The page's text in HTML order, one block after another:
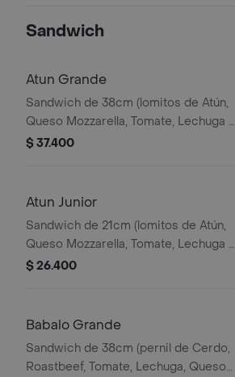
Sandwich
Atun Grande
Sandwich de 38cm (lomitos de Atún,
Queso Mozzarella, Tomate, Lechuga y
Mayonesa Real)
$ 37.400
Atun Junior
Sandwich de 21cm (lomitos de Atún,
Queso Mozzarella, Tomate, Lechuga y
Mayonesa Real)
$ 26.400
Babalo Grande
Sandwich de 38cm (pernil de Cerdo,
Roastbeef, Tomate, Lechuga, Queso